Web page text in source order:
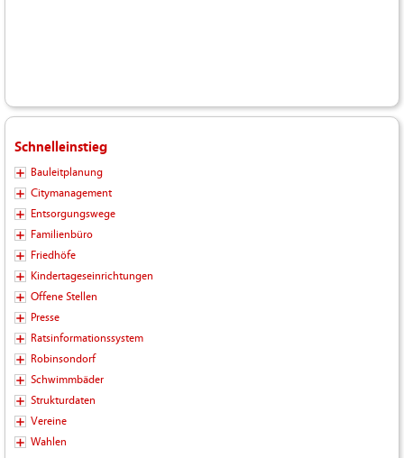
Schnelleinstieg
Bauleitplanung
Citymanagement
Entsorgungswege
Familienbüro
Friedhöfe
Kindertageseinrichtungen
Offene Stellen
Presse
Ratsinformationssystem
Robinsondorf
Schwimmbäder
Strukturdaten
Vereine
Wahlen